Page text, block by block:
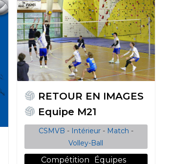
RETOUR EN IMAGES
Equipe M21
CSMVB - Intérieur - Match -
Volley-Ball
Compétition Équipes